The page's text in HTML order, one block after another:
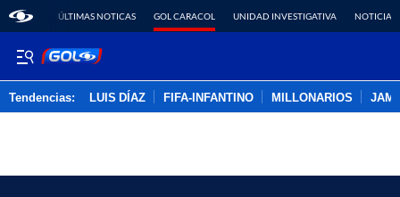
ÚLTIMAS NOTICAS GOL CARACOL UNIDAD INVESTIGATIVA NOTICIAS
Tendencias: LUIS DÍAZ FIFA-INFANTINO MILLONARIOS